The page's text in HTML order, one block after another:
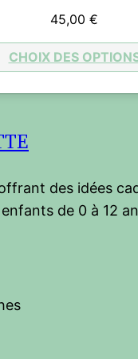
45,00 €
CHOIX DES
des idées
de 0 à 12